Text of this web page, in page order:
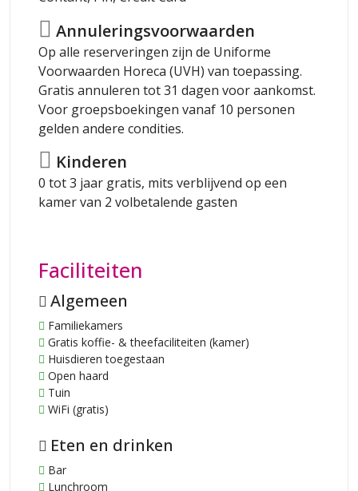
Annuleringsvoorwaarden
Op alle reserveringen zijn de Uniforme
Voorwaarden Horeca (UVH) van toepassing.
Gratis annuleren tot 31 dagen voor aankomst.
Voor groepsboekingen vanaf 10 personen
gelden andere condities.
Kinderen
0 tot 3 jaar gratis, mits verblijvend op een
kamer van 2 volbetalende gasten
Faciliteiten
Algemeen
Familiekamers
Gratis koffie- & theefaciliteiten (kamer)
Huisdieren toegestaan
Open haard
Tuin
WiFi (gratis)
Eten en drinken
Bar
Lunchroom